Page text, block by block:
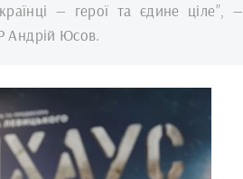
— герої та єдине ціле”, —
Андрій Юсов.